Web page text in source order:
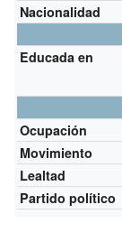
Nacionalidad
Educada en
Ocupación
Movimiento
Lealtad
Partido político